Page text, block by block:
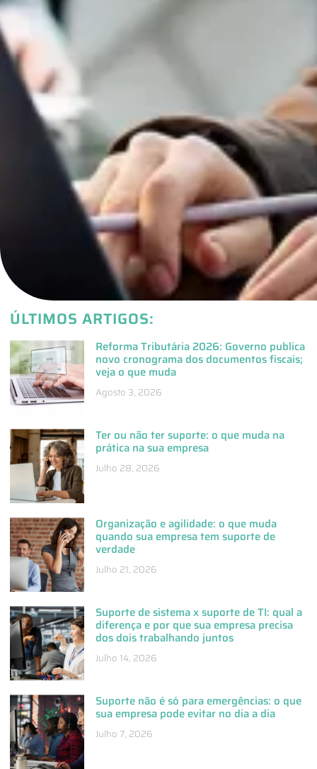
ÚLTIMOS ARTIGOS:
Reforma Tributária 2026: Governo publica
novo cronograma dos documentos fiscais;
veja o que muda
Agosto 3, 2026
Ter ou não ter suporte: o que muda na
prática na sua empresa
Julho 28, 2026
Organização e agilidade: o que muda
quando sua empresa tem suporte de
verdade
Julho 21, 2026
Suporte de sistema x suporte de TI: qual a
diferença e por que sua empresa precisa
dos dois trabalhando juntos
Julho 14, 2026
Suporte não é só para emergências: o que
sua empresa pode evitar no dia a dia
Julho 7, 2026